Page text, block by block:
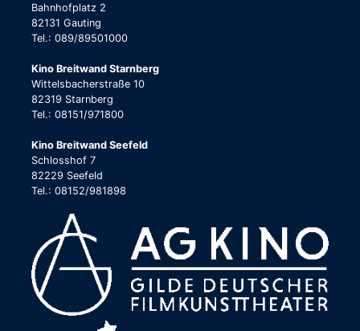
Bahnhofplatz 2
82131 Gauting
Tel.: 089/89501000
Kino Breitwand Starnberg
Wittelsbacherstraße 10
82319 Starnberg
Tel.: 08151/971800
Kino Breitwand Seefeld
Schlosshof 7
82229 Seefeld
Tel.: 08152/981898